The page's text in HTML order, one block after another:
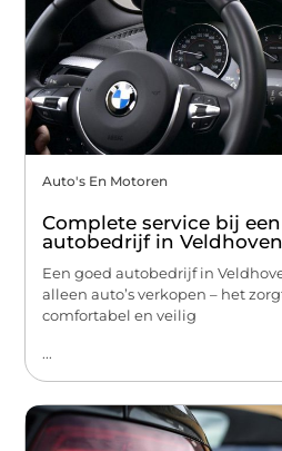
Auto's En Motoren
Complete service bij
autobedrijf in Veldhoven
Een goed autobedrijf in
alleen auto’s verkopen – het
comfortabel en veilig
...